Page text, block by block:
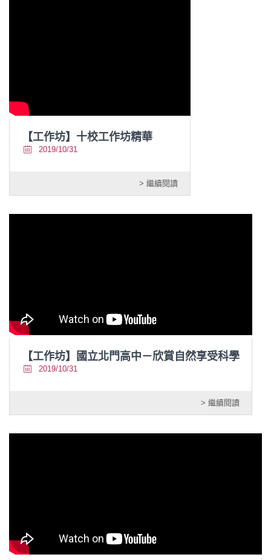
【工作坊】十校工作坊精華
2019/10/31
> 繼續閱讀
【工作坊】國立北門高中－欣賞自然享受科學
2019/10/31
> 繼續閱讀